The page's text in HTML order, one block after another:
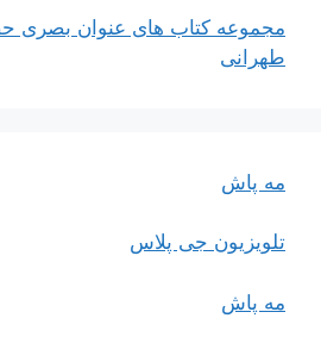
مجموعه کتاب های عنوان بصری
طهرانی
مه پاش
تلویزیون جی پلاس
مه پاش